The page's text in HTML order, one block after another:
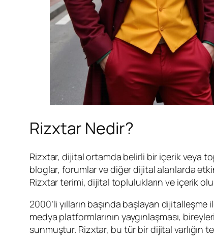
Rizxtar Nedir?
Rizxtar, dijital ortamda belirli bir içerik veya
bloglar, forumlar ve diğer dijital alanlarda
Rizxtar terimi, dijital toplulukların ve içerik
2000’li yılların başında başlayan
medya platformlarının yaygınlaşması,
sunmuştur. Rizxtar, bu tür bir dijital varlığın